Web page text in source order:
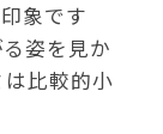
象です
姿を見か
は比較的小